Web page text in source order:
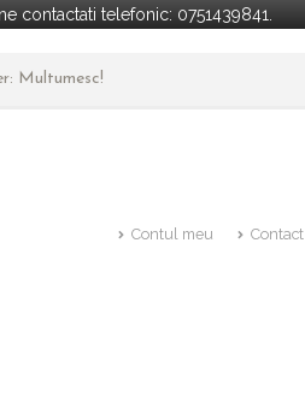
contactati telefonic: 0751439841.
Multumesc!
Contul meu Contact